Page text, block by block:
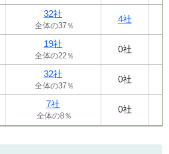
32社
全体の37％
4社
19社
全体の22％
0社
32社
全体の37％
0社
7社
全体の8％
0社